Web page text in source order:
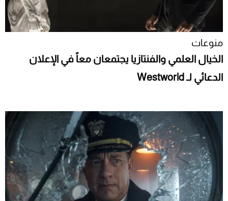
منوعات
الخيال العلمي والفنتازيا يجتمعان معاً في الإعلان
الدعائي لـ Westworld